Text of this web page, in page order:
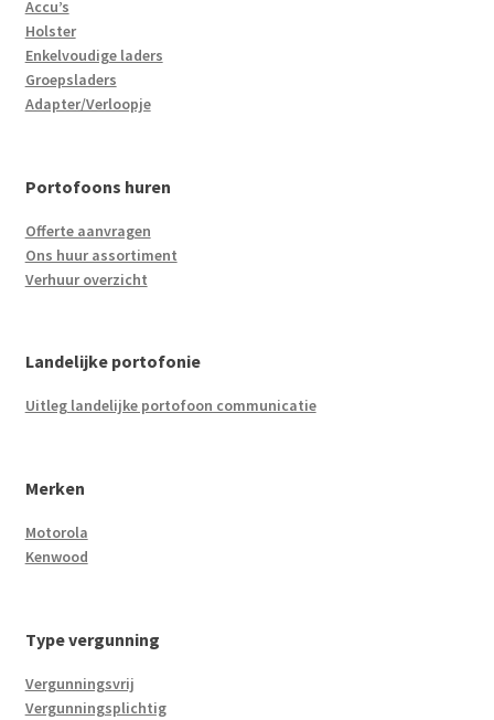
Accu’s
Holster
Enkelvoudige laders
Groepsladers
Adapter/Verloopje
Portofoons huren
Offerte aanvragen
Ons huur assortiment
Verhuur overzicht
Landelijke portofonie
Uitleg landelijke portofoon communicatie
Merken
Motorola
Kenwood
Type vergunning
Vergunningsvrij
Vergunningsplichtig